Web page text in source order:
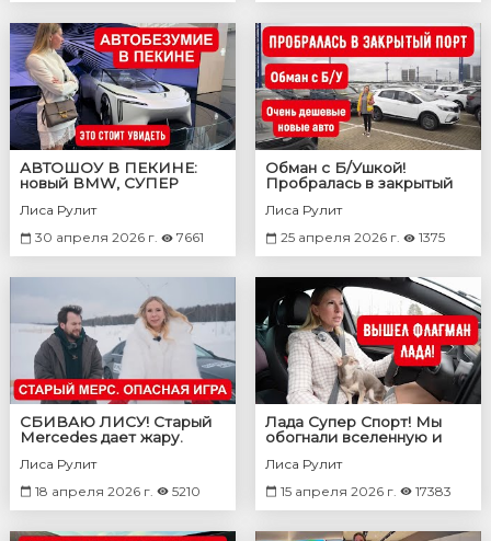
АВТОШОУ В ПЕКИНЕ:
новый BMW, СУПЕР
WEY V9x, VOLVO XC70,
Land Cruiser Prado
Лиса Рулит
30 апреля 2026 г.
7661
Обман с Б/Ушкой!
Пробралась в закрытый
копейки!
Лиса Рулит
25 апреля 2026 г.
1375
СБИВАЮ ЛИСУ! Старый
Mercedes дает жару.
Индекс жизни с Viatti
Лиса Рулит
18 апреля 2026 г.
5210
Лада Супер Спорт! Мы
обогнали вселенную и
Лиса Рулит
15 апреля 2026 г.
17383